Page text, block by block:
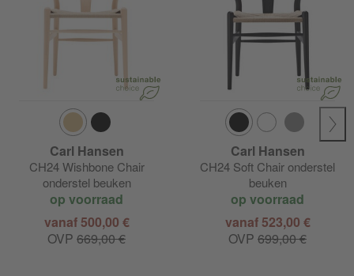
Carl Hansen
CH24 Wishbone Chair
onderstel beuken
op voorraad
vanaf 500,00 €
OVP 669,00 €
Carl Hansen
CH24 Soft Chair onderstel
beuken
op voorraad
vanaf 523,00 €
OVP 699,00 €